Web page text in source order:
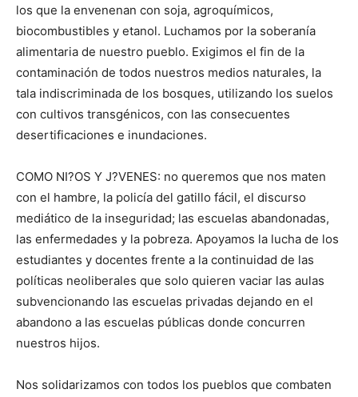
los que la envenenan con soja, agroquímicos,
biocombustibles y etanol. Luchamos por la soberanía
alimentaria de nuestro pueblo. Exigimos el fin de la
contaminación de todos nuestros medios naturales, la
tala indiscriminada de los bosques, utilizando los suelos
con cultivos transgénicos, con las consecuentes
desertificaciones e inundaciones.
COMO NI?OS Y J?VENES: no queremos que nos maten
con el hambre, la policía del gatillo fácil, el discurso
mediático de la inseguridad; las escuelas abandonadas,
las enfermedades y la pobreza. Apoyamos la lucha de los
estudiantes y docentes frente a la continuidad de las
políticas neoliberales que solo quieren vaciar las aulas
subvencionando las escuelas privadas dejando en el
abandono a las escuelas públicas donde concurren
nuestros hijos.
Nos solidarizamos con todos los pueblos que combaten